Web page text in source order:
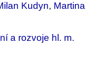
Kudyn, Martina
a rozvoje hl. m.